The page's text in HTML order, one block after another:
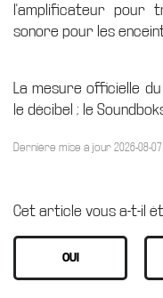
l'amplificateur pour
sonore pour les
La mesure officielle
le décibel ; le
Dernière mise à jour 2026-08-07
Cet article vous a-t-il